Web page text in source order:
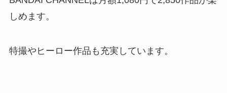
しめます。
特撮やヒーロー作品も充実しています。